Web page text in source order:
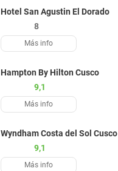
Hotel San Agustin El Dorado
8
Más info
Hampton By Hilton Cusco
9,1
Más info
Wyndham Costa del Sol Cusco
9,1
Más info